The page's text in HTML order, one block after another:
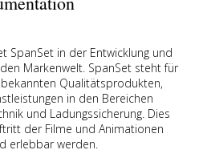
SpanSet in der Entwicklung und
Markenwelt. SpanSet steht für
Qualitätsprodukten,
in den Bereichen
und Ladungssicherung. Dies
der Filme und Animationen
erlebbar werden.